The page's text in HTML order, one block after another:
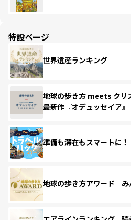
特設ページ
世界遺産ランキング
地球の歩き方 meets クリ
最新作『オデュッセイア』
準備も滞在もスマートに
地球の歩き方アワード み